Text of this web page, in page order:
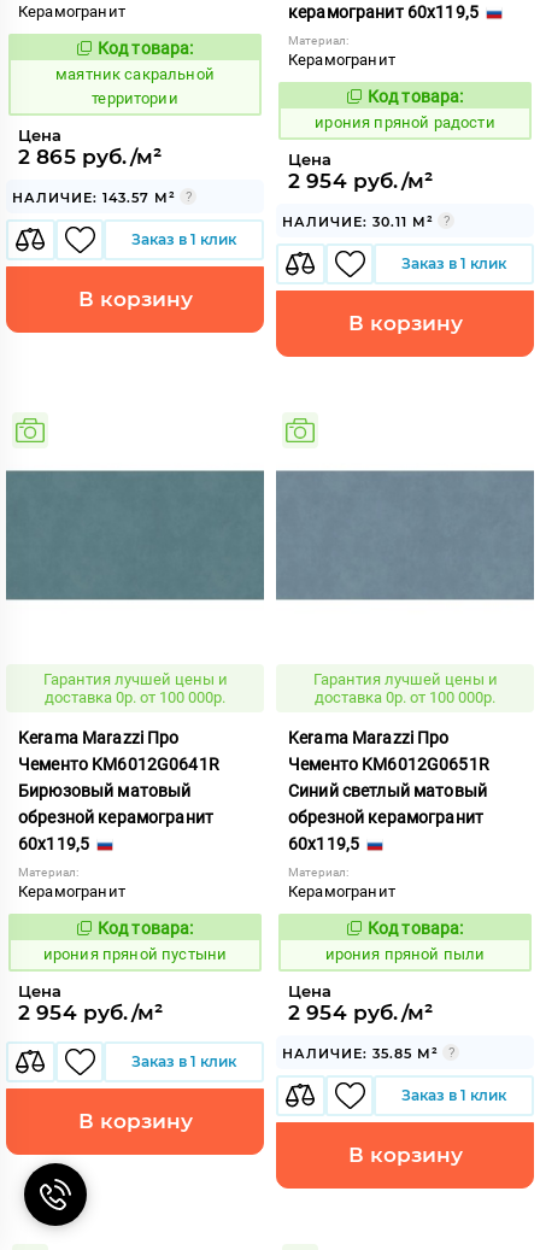
Керамогранит
931979
Код товара:
маятник сакральной
территории
Цена
2 865 руб./м²
НАЛИЧИЕ: 143.57 М²
Заказ в 1 клик
В корзину
керамогранит 60x119,5
Материал:
Керамогранит
1103077
Код товара:
ирония пряной радости
Цена
2 954 руб./м²
НАЛИЧИЕ: 30.11 М²
Заказ в 1 клик
В корзину
Гарантия лучшей цены и
доставка 0р. от 100 000р.
Kerama Marazzi Про
Чементо KM6012G0641R
Бирюзовый матовый
обрезной керамогранит
60x119,5
Материал:
Керамогранит
1103075
Код товара:
ирония пряной пустыни
Цена
2 954 руб./м²
Заказ в 1 клик
В корзину
Гарантия лучшей цены и
доставка 0р. от 100 000р.
Kerama Marazzi Про
Чементо KM6012G0651R
Синий светлый матовый
обрезной керамогранит
60x119,5
Материал:
Керамогранит
1103076
Код товара:
ирония пряной пыли
Цена
2 954 руб./м²
НАЛИЧИЕ: 35.85 М²
Заказ в 1 клик
В корзину